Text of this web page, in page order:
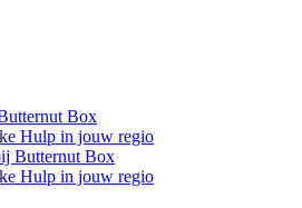
Box
Hulp in jouw regio
Butternut Box
Hulp in jouw regio